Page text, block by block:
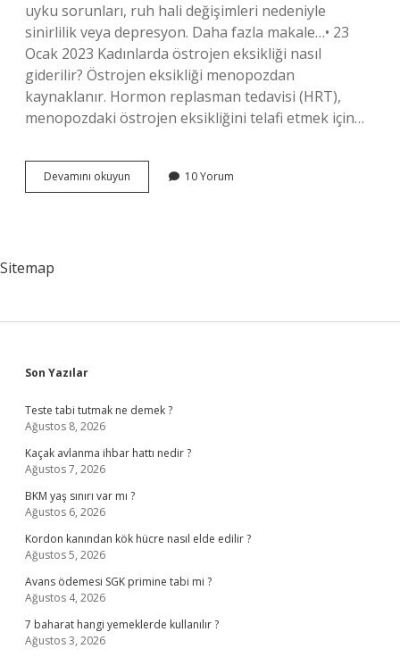
uyku sorunları, ruh hali değişimleri nedeniyle
sinirlilik veya depresyon. Daha fazla makale…• 23
Ocak 2023 Kadınlarda östrojen eksikliği nasıl
giderilir? Östrojen eksikliği menopozdan
kaynaklanır. Hormon replasman tedavisi (HRT),
menopozdaki östrojen eksikliğini telafi etmek için…
Devamını okuyun Östrojen
Eksikliği
10 Yorum
Sitemap
Sidebar
Son Yazılar
Teste tabi tutmak ne demek ?
Ağustos 8, 2026
Kaçak avlanma ihbar hattı nedir ?
Ağustos 7, 2026
BKM yaş sınırı var mı ?
Ağustos 6, 2026
Kordon kanından kök hücre nasıl elde edilir ?
Ağustos 5, 2026
Avans ödemesi SGK primine tabi mi ?
Ağustos 4, 2026
7 baharat hangi yemeklerde kullanılır ?
Ağustos 3, 2026